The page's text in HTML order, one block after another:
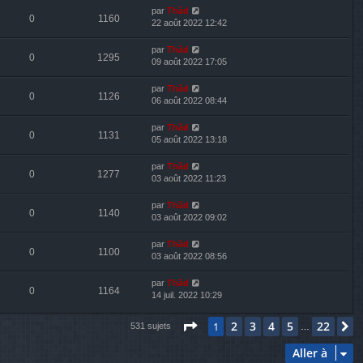
0 1160
par Thãd
22 août 2022 12:42
0 1295
par Thãd
09 août 2022 17:05
0 1126
par Thãd
06 août 2022 08:44
0 1131
par Thãd
05 août 2022 13:18
0 1277
par Thãd
03 août 2022 11:23
0 1140
par Thãd
03 août 2022 09:02
0 1100
par Thãd
03 août 2022 08:56
0 1164
par Thãd
14 juil. 2022 10:29
531 sujets Page 1sur 22
1 2 3 4 5 22
Aller à